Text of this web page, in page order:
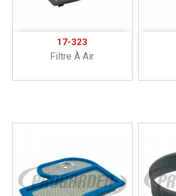
17-323
Filtre À Air